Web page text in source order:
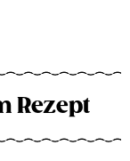
Rezept